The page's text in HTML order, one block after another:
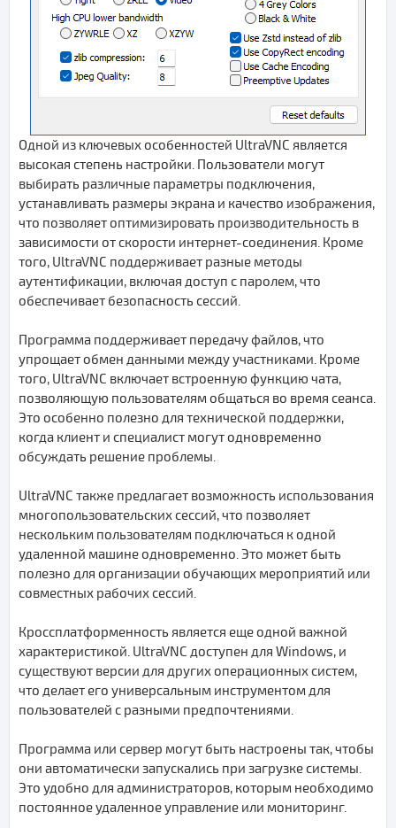
Одной из ключевых особенностей UltraVNC является
высокая степень настройки. Пользователи могут
выбирать различные параметры подключения,
устанавливать размеры экрана и качество изображения,
что позволяет оптимизировать производительность в
зависимости от скорости интернет-соединения. Кроме
того, UltraVNC поддерживает разные методы
аутентификации, включая доступ с паролем, что
обеспечивает безопасность сессий.
Программа поддерживает передачу файлов, что
упрощает обмен данными между участниками. Кроме
того, UltraVNC включает встроенную функцию чата,
позволяющую пользователям общаться во время сеанса.
Это особенно полезно для технической поддержки,
когда клиент и специалист могут одновременно
обсуждать решение проблемы.
UltraVNC также предлагает возможность использования
многопользовательских сессий, что позволяет
нескольким пользователям подключаться к одной
удаленной машине одновременно. Это может быть
полезно для организации обучающих мероприятий или
совместных рабочих сессий.
Кроссплатформенность является еще одной важной
характеристикой. UltraVNC доступен для Windows, и
существуют версии для других операционных систем,
что делает его универсальным инструментом для
пользователей с разными предпочтениями.
Программа или сервер могут быть настроены так, чтобы
они автоматически запускались при загрузке системы.
Это удобно для администраторов, которым необходимо
постоянное удаленное управление или мониторинг.